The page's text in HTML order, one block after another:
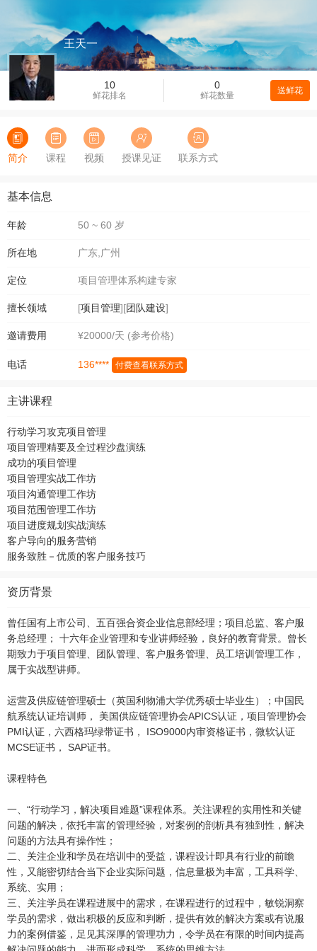
10
鲜花排名
0
鲜花数量 送鲜花
王天一
简介 课程 视频 授课见证 联系方式
基本信息
年龄 50 ~ 60 岁
所在地 广东,广州
定位 项目管理体系构建专家
擅长领域 [项目管理][团队建设]
邀请费用 ¥20000/天 (参考价格)
电话 136**** 付费查看联系方式
主讲课程
行动学习攻克项目管理
项目管理精要及全过程沙盘演练
成功的项目管理
项目管理实战工作坊
项目沟通管理工作坊
项目范围管理工作坊
项目进度规划实战演练
客户导向的服务营销
服务致胜－优质的客户服务技巧
资历背景
曾任国有上市公司、五百强合资企业信息部经理；项目总监、客户服
务总经理； 十六年企业管理和专业讲师经验，良好的教育背景。曾长
期致力于项目管理、团队管理、客户服务管理、员工培训管理工作，
属于实战型讲师。
运营及供应链管理硕士（英国利物浦大学优秀硕士毕业生）；中国民
航系统认证培训师， 美国供应链管理协会APICS认证，项目管理协会
PMI认证，六西格玛绿带证书， ISO9000内审资格证书，微软认证
MCSE证书， SAP证书。
课程特色
一、“行动学习，解决项目难题”课程体系。关注课程的实用性和关键
问题的解决，依托丰富的管理经验，对案例的剖析具有独到性，解决
问题的方法具有操作性；
二、关注企业和学员在培训中的受益，课程设计即具有行业的前瞻
性，又能密切结合当下企业实际问题，信息量极为丰富，工具科学、
系统、实用；
三、关注学员在课程进展中的需求，在课程进行的过程中，敏锐洞察
学员的需求，做出积极的反应和判断，提供有效的解决方案或有说服
力的案例借鉴，足见其深厚的管理功力，令学员在有限的时间内提高